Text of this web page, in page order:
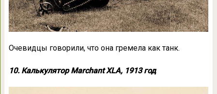
Очевидцы говорили, что она гремела как танк.
10. Калькулятор Marchant XLA, 1913 год